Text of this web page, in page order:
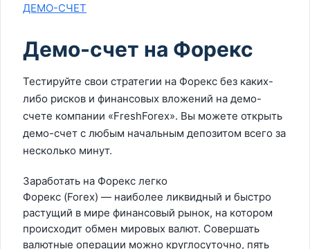
ДЕМО-СЧЕТ
Демо-счет на Форекс
Тестируйте свои стратегии на Форекс без каких-
либо рисков и финансовых вложений на демо-
счете компании «FreshForex». Вы можете открыть
демо-счет с любым начальным депозитом всего за
несколько минут.
Заработать на Форекс легко
Форекс (Forex) — наиболее ликвидный и быстро
растущий в мире финансовый рынок, на котором
происходит обмен мировых валют. Совершать
валютные операции можно круглосуточно, пять